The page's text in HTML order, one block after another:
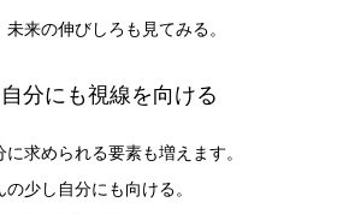
来の伸びしろも見てみる。
分にも視線を向ける
求められる要素も増えます。
少し自分にも向ける。